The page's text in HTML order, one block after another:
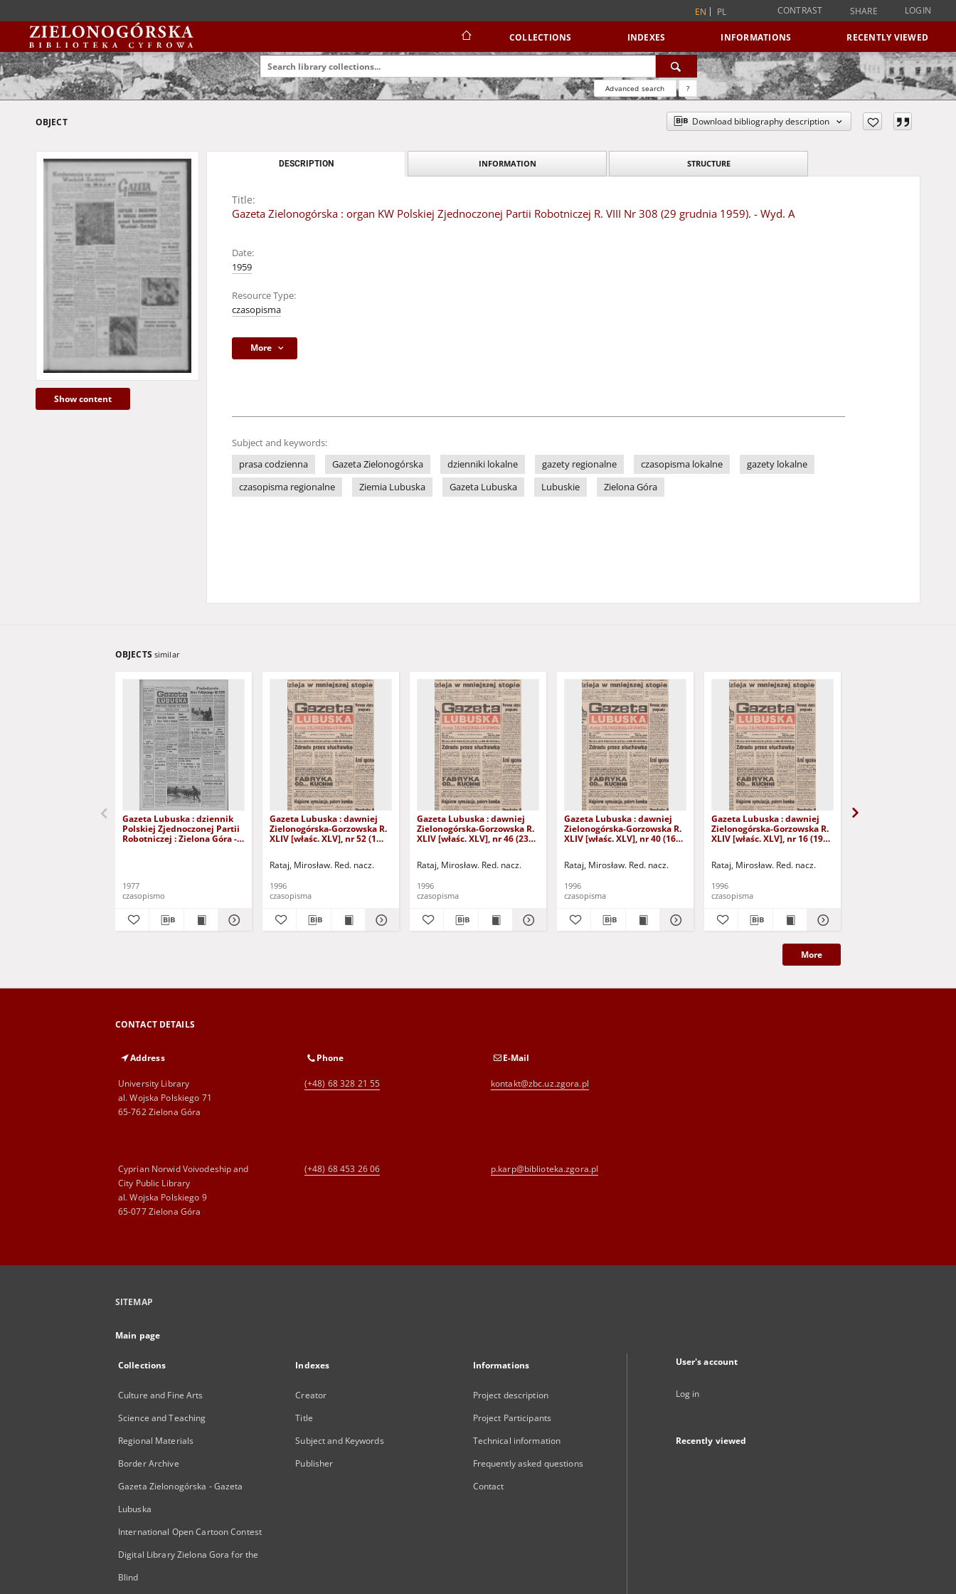
EN PL CONTRAST SHARE LOGIN
COLLECTIONS INDEXES INFORMATIONS RECENTLY VIEWED
Advanced search ?
OBJECT Download bibliography description
Show content
DESCRIPTION INFORMATION STRUCTURE
Title:
Gazeta Zielonogórska : organ KW Polskiej Zjednoczonej Partii Robotniczej R. VIII Nr 308 (29 grudnia 1959). - Wyd. A
Date:
1959
Resource Type:
czasopisma
More
Subject and keywords:
prasa codzienna
Gazeta Zielonogórska dzienniki lokalne gazety regionalne czasopisma lokalne
gazety lokalne
czasopisma regionalne
Ziemia Lubuska Gazeta Lubuska Lubuskie Zielona Góra
OBJECTS similar
Gazeta Lubuska : dziennik
Polskiej Zjednoczonej Partii
Robotniczej : Zielona Góra -
1977
czasopismo
Gazeta Lubuska : dawniej
Zielonogórska-Gorzowska R.
XLIV [właśc. XLV], nr 52 (1
Rataj, Mirosław. Red. nacz.
1996
czasopisma
Gazeta Lubuska : dawniej
Zielonogórska-Gorzowska R.
XLIV [właśc. XLV], nr 46 (23
Rataj, Mirosław. Red. nacz.
1996
czasopisma
Gazeta Lubuska : dawniej
Zielonogórska-Gorzowska R.
XLIV [właśc. XLV], nr 40 (16
Rataj, Mirosław. Red. nacz.
1996
czasopisma
Gazeta Lubuska : dawniej
Zielonogórska-Gorzowska R.
XLIV [właśc. XLV], nr 16 (19
Rataj, Mirosław. Red. nacz.
1996
czasopisma
More
CONTACT DETAILS
Address
University Library
al. Wojska Polskiego 71
65-762 Zielona Góra
Phone
(+48) 68 328 21 55
E-Mail
kontakt@zbc.uz.zgora.pl
Cyprian Norwid Voivodeship and
City Public Library
al. Wojska Polskiego 9
65-077 Zielona Góra
(+48) 68 453 26 06 p.karp@biblioteka.zgora.pl
SITEMAP
Main page
Collections
Culture and Fine Arts
Science and Teaching
Regional Materials
Border Archive
Gazeta Zielonogórska - Gazeta
Lubuska
International Open Cartoon Contest
Digital Library Zielona Gora for the
Blind
Indexes
Creator
Title
Subject and Keywords
Publisher
Informations
Project description
Project Participants
Technical information
Frequently asked questions
Contact
User's account
Log in
Recently viewed